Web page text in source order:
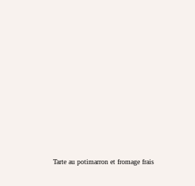
Tarte au potimarron et fromage frais